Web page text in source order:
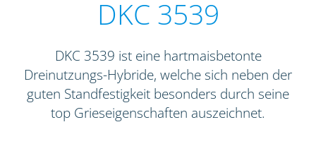
DKC 3539
DKC 3539 ist eine hartmaisbetonte
Dreinutzungs-Hybride, welche sich neben der
guten Standfestigkeit besonders durch seine
top Grieseigenschaften auszeichnet.